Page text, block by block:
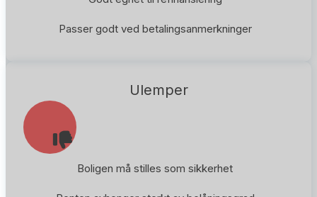
Passer godt ved betalingsanmerkninger
Ulemper
Boligen må stilles som sikkerhet